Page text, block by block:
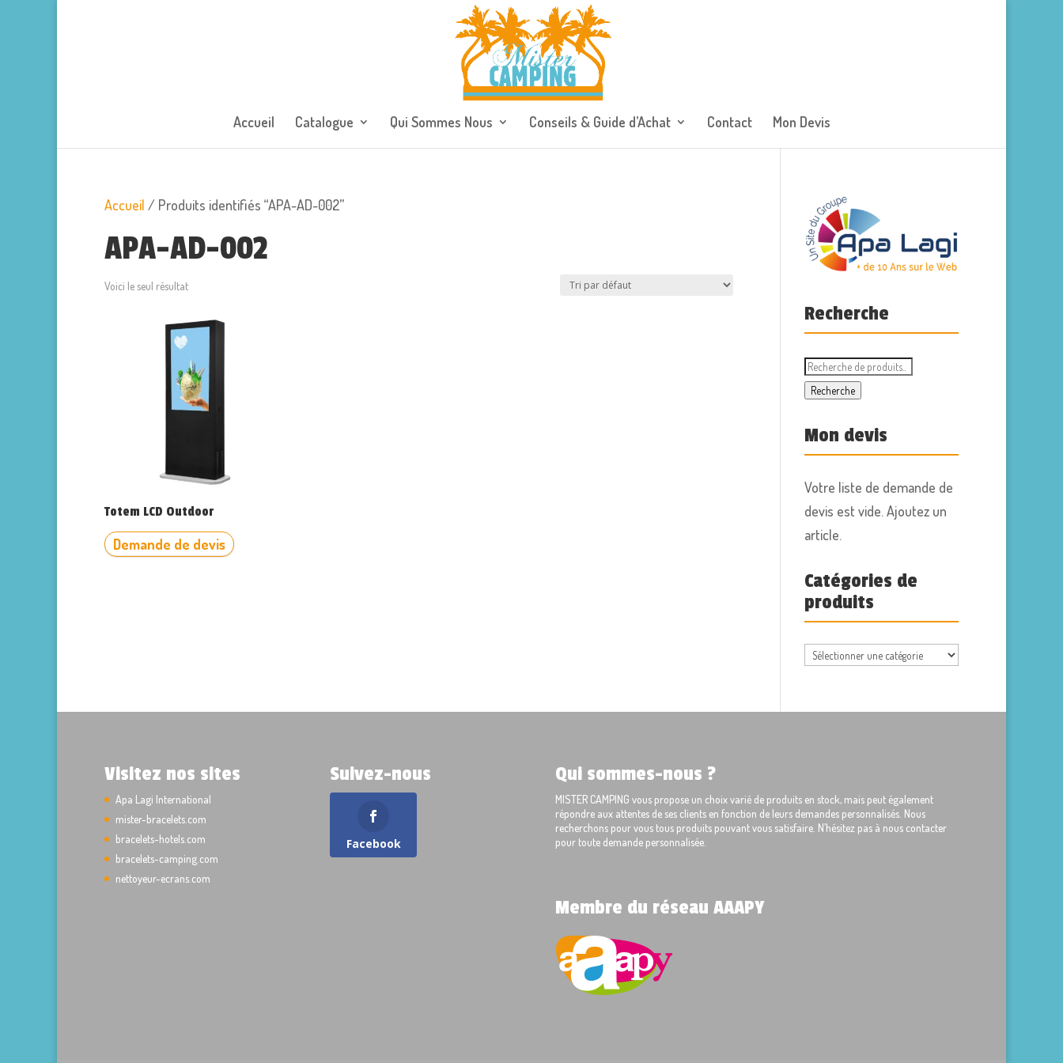
Accueil Catalogue Qui Sommes Nous Conseils & Guide d’Achat Contact Mon Devis
Accueil / Produits identifiés “APA-AD-002”
APA-AD-002
Voici le seul résultat
Totem LCD Outdoor
Demande de devis
Recherche
Recherche
pour :
Recherche
Mon devis
Votre liste de demande de
devis est vide. Ajoutez un
article.
Catégories de
produits
Visitez nos sites
Apa Lagi International
mister-bracelets.com
bracelets-hotels.com
bracelets-camping.com
nettoyeur-ecrans.com
Suivez-nous
Facebook
Qui sommes-nous ?
MISTER CAMPING vous propose un choix varié de produits en stock, mais peut également
répondre aux attentes de ses clients en fonction de leurs demandes personnalisés. Nous
recherchons pour vous tous produits pouvant vous satisfaire. N’hésitez pas à nous contacter
pour toute demande personnalisée.
Membre du réseau AAAPY